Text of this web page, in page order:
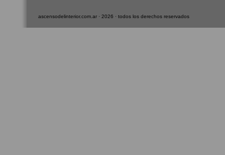
ascensodelinterior.com.ar · 2026 · todos los derechos reservados